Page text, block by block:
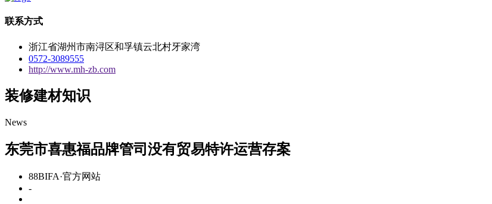
联系方式
浙江省湖州市南浔区和孚镇云北村牙家湾
0572-3089555
http://www.mh-zb.com
装修建材知识
News
东莞市喜惠福品牌管司没有贸易特许运营存案
88BIFA·官方网站
-